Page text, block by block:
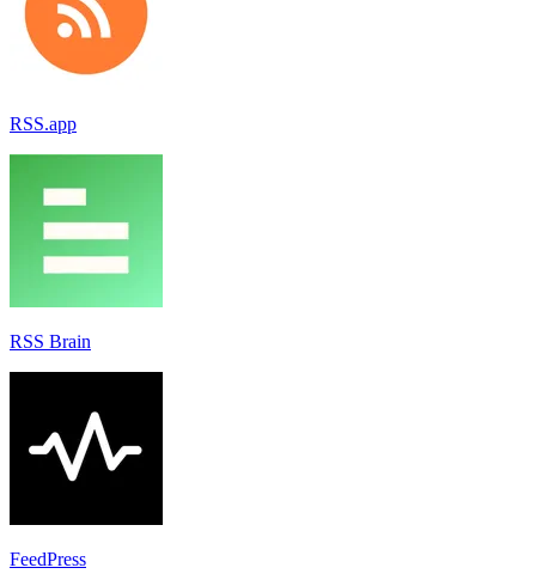
RSS.app
RSS Brain
FeedPress